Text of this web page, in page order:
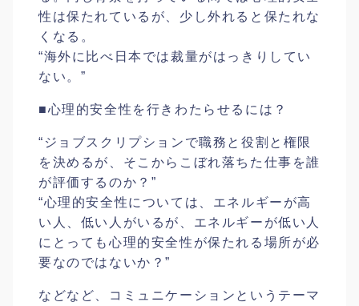
性は保たれているが、少し外れると保たれな
くなる。
“海外に比べ日本では裁量がはっきりしてい
ない。”
■心理的安全性を行きわたらせるには？
“ジョブスクリプションで職務と役割と権限
を決めるが、そこからこぼれ落ちた仕事を誰
が評価するのか？”
“心理的安全性については、エネルギーが高
い人、低い人がいるが、エネルギーが低い人
にとっても心理的安全性が保たれる場所が必
要なのではないか？”
などなど、コミュニケーションというテーマ